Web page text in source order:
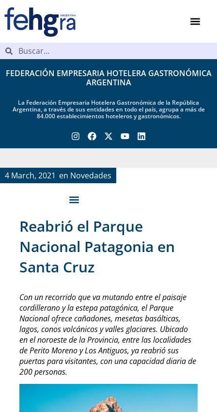
FEDERACIÓN EMPRESARIA HOTELERA GASTRONÓMICA
ARGENTINA
La Federación Empresaria Hotelera Gastronómica de la República
Argentina, a través de sus entidades en todo el país, agrupa a más de
84.000 establecimientos hoteleros y gastronómicos.
4 March, 2021 en Novedades
Reabrió el Parque
Nacional Patagonia en
Santa Cruz
Con un recorrido que va mutando entre el paisaje
cordillerano y la estepa patagónica, el Parque
Nacional ofrece cañadones, mesetas basálticas,
lagos, conos volcánicos y valles glaciares. Ubicado
en el noroeste de la Provincia, entre las localidades
de Perito Moreno y Los Antiguos, ya reabrió sus
puertas para visitantes, con una capacidad diaria de
200 personas.